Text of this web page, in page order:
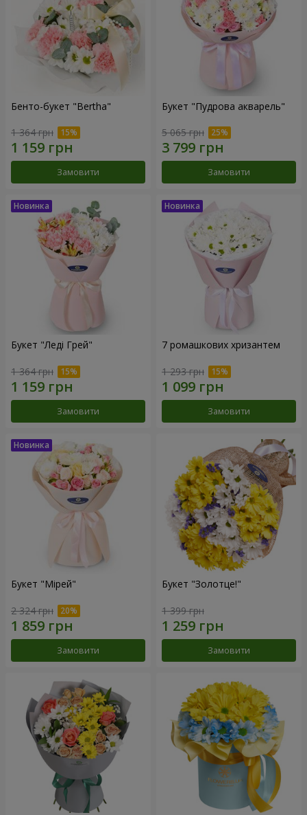
Бенто-букет "Bertha"
1 364 грн
Замовити
Букет "Пудрова акварель"
5 065 грн
Замовити
Букет "Леді Грей"
1 364 грн
Замовити
7 ромашкових хризантем
1 293 грн
Замовити
Букет "Мірей"
2 324 грн
Замовити
Букет "Золотце!"
1 399 грн
Замовити